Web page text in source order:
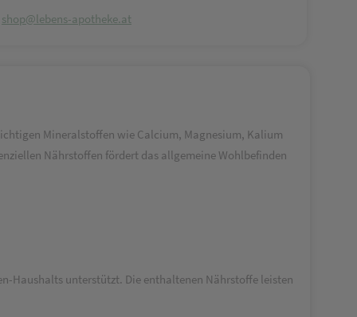
shop@lebens-apotheke.at
Mineralstoffen wie Calcium, Magnesium, Kalium
Nährstoffen fördert das allgemeine Wohlbefinden
Haushalts unterstützt. Die enthaltenen Nährstoffe leisten